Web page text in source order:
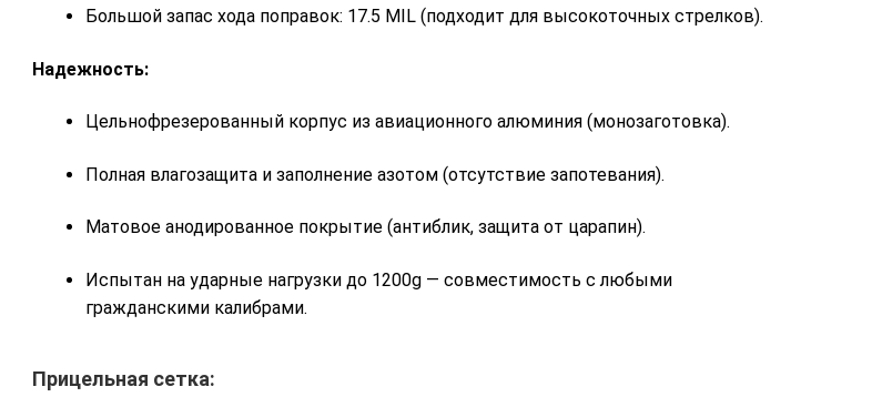
Большой запас хода поправок: 17.5 MIL (подходит для высокоточных стрелков).
Надежность:
Цельнофрезерованный корпус из авиационного алюминия (монозаготовка).
Полная влагозащита и заполнение азотом (отсутствие запотевания).
Матовое анодированное покрытие (антиблик, защита от царапин).
Испытан на ударные нагрузки до 1200g — совместимость с любыми
гражданскими калибрами.
Прицельная сетка: